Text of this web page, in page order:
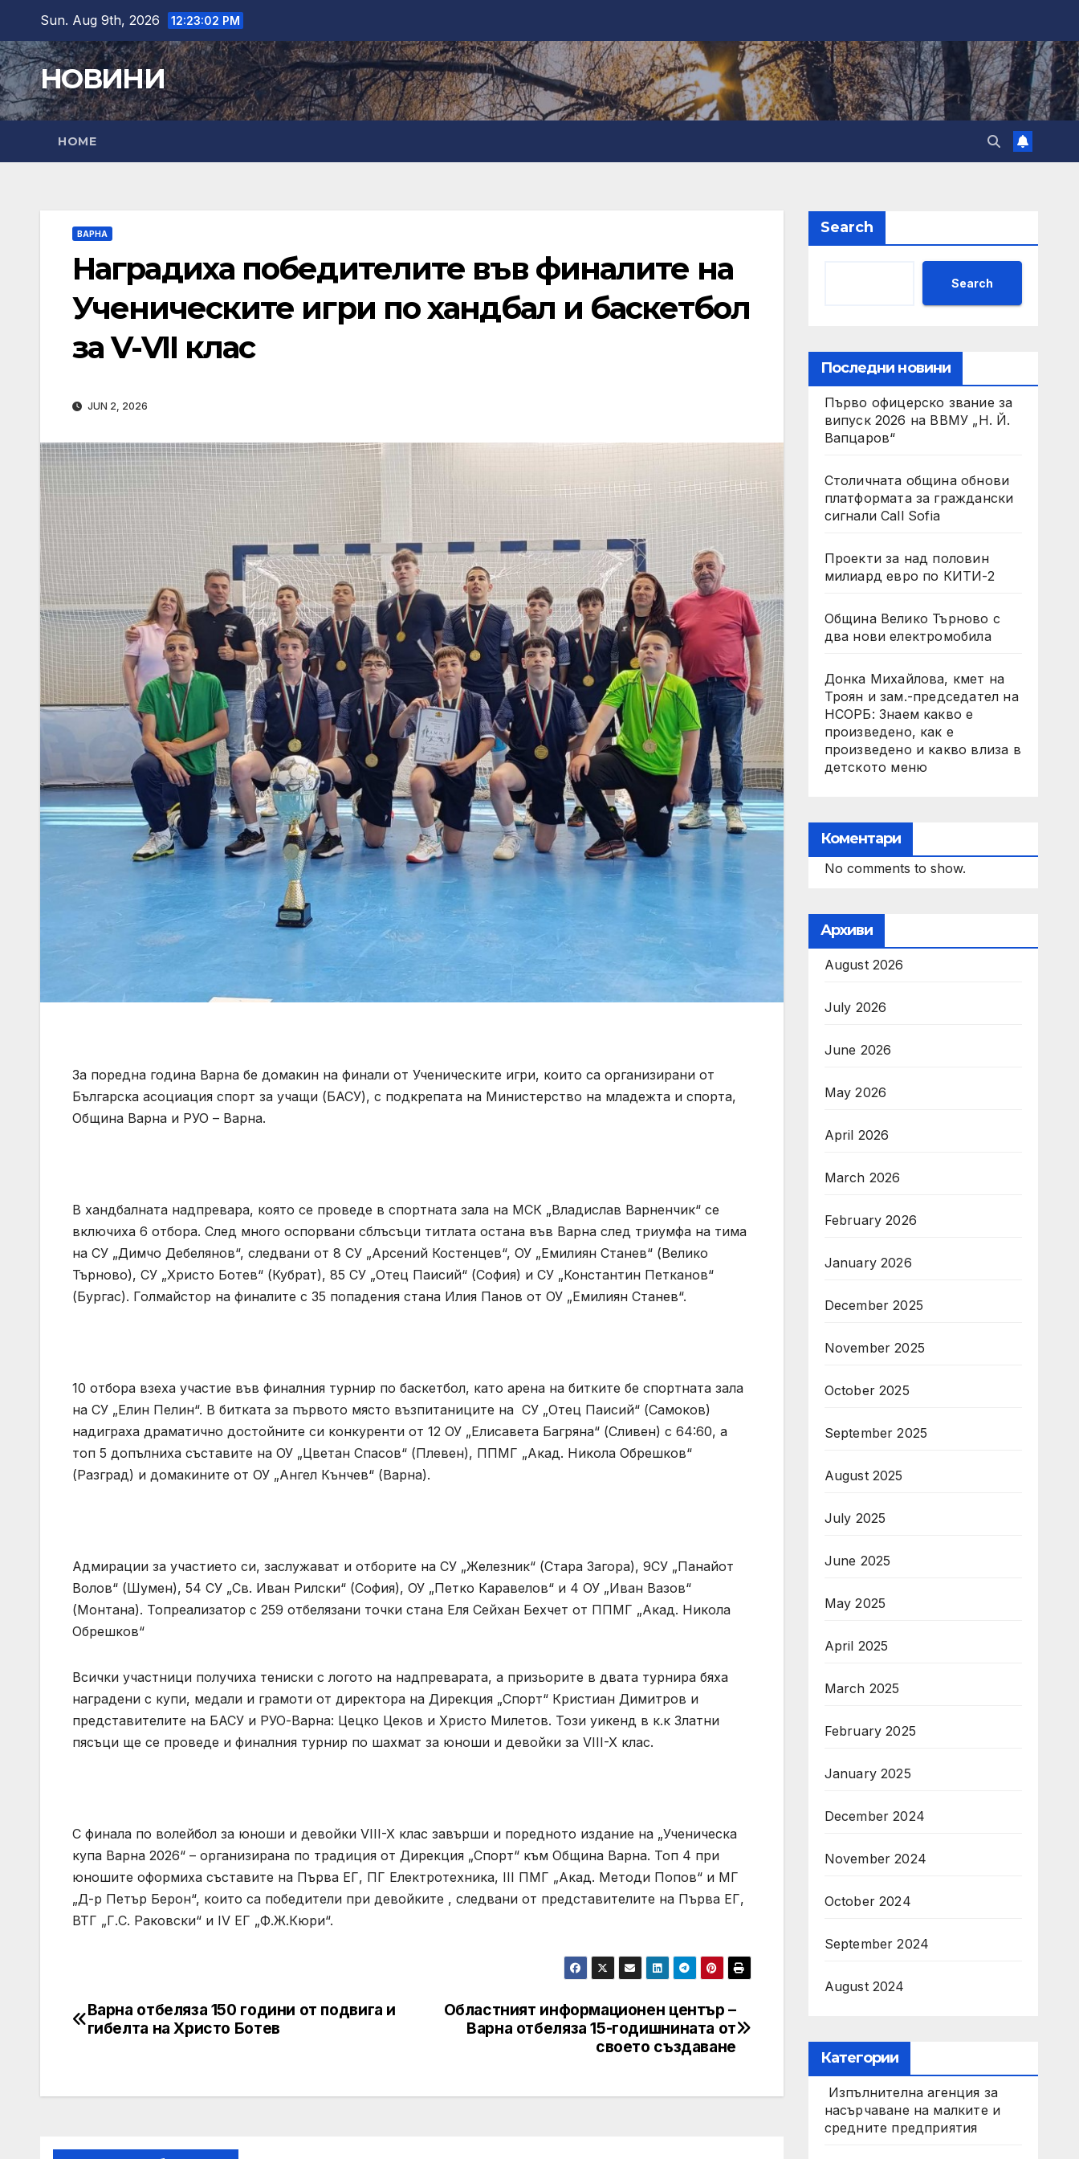
content
Sun. Aug 9th, 2026 12:23:04 PM
НОВИНИ
HOME
ВАРНА
Наградиха победителите във финалите на
Ученическите игри по хандбал и баскетбол
за V-VII клас
JUN 2, 2026
За поредна година Варна бе домакин на финали от Ученическите игри, които са организирани от
Българска асоциация спорт за учащи (БАСУ), с подкрепата на Министерство на младежта и спорта,
Община Варна и РУО – Варна.
В хандбалната надпревара, която се проведе в спортната зала на МСК „Владислав Варненчик“ се
включиха 6 отбора. След много оспорвани сблъсъци титлата остана във Варна след триумфа на тима
на СУ „Димчо Дебелянов“, следвани от 8 СУ „Арсений Костенцев“, ОУ „Емилиян Станев“ (Велико
Търново), СУ „Христо Ботев“ (Кубрат), 85 СУ „Отец Паисий“ (София) и СУ „Константин Петканов“
(Бургас). Голмайстор на финалите с 35 попадения стана Илия Панов от ОУ „Емилиян Станев“.
10 отбора взеха участие във финалния турнир по баскетбол, като арена на битките бе спортната зала
на СУ „Елин Пелин“. В битката за първото място възпитаниците на СУ „Отец Паисий“ (Самоков)
надиграха драматично достойните си конкуренти от 12 ОУ „Елисавета Багряна“ (Сливен) с 64:60, а
топ 5 допълниха съставите на ОУ „Цветан Спасов“ (Плевен), ППМГ „Акад. Никола Обрешков“
(Разград) и домакините от ОУ „Ангел Кънчев“ (Варна).
Адмирации за участието си, заслужават и отборите на СУ „Железник“ (Стара Загора), 9СУ „Панайот
Волов“ (Шумен), 54 СУ „Св. Иван Рилски“ (София), ОУ „Петко Каравелов“ и 4 ОУ „Иван Вазов“
(Монтана). Топреализатор с 259 отбелязани точки стана Еля Сейхан Бехчет от ППМГ „Акад. Никола
Обрешков“
Всички участници получиха тениски с логото на надпреварата, а призьорите в двата турнира бяха
наградени с купи, медали и грамоти от директора на Дирекция „Спорт“ Кристиан Димитров и
представителите на БАСУ и РУО-Варна: Цецко Цеков и Христо Милетов. Този уикенд в к.к Златни
пясъци ще се проведе и финалния турнир по шахмат за юноши и девойки за VIII-X клас.
С финала по волейбол за юноши и девойки VIII-X клас завърши и поредното издание на „Ученическа
купа Варна 2026“ – организирана по традиция от Дирекция „Спорт“ към Община Варна. Топ 4 при
юношите оформиха съставите на Първа ЕГ, ПГ Електротехника, III ПМГ „Акад. Методи Попов“ и МГ
„Д-р Петър Берон“, които са победители при девойките , следвани от представителите на Първа ЕГ,
ВТГ „Г.С. Раковски“ и IV ЕГ „Ф.Ж.Кюри“.
Post
Областният информационен център –
Варна отбеляза 15-годишнината от
своето създаване
Варна отбеляза 150 години от подвига и
гибелта на Христо Ботев
Search
Search
Последни новини
Първо офицерско звание за
випуск 2026 на ВВМУ „Н. Й.
Вапцаров“
Столичната община обнови
платформата за граждански
сигнали Call Sofia
Проекти за над половин
милиард евро по КИТИ-2
Община Велико Търново с
два нови електромобила
Донка Михайлова, кмет на
Троян и зам.-председател на
НСОРБ: Знаем какво е
произведено, как е
произведено и какво влиза в
детското меню
Коментари
No comments to show.
Архиви
August 2026
July 2026
June 2026
May 2026
April 2026
March 2026
February 2026
January 2026
December 2025
November 2025
October 2025
September 2025
August 2025
July 2025
June 2025
May 2025
April 2025
March 2025
February 2025
January 2025
December 2024
November 2024
October 2024
September 2024
August 2024
Категории
Изпълнителна агенция за
насърчаване на малките и
средните предприятия